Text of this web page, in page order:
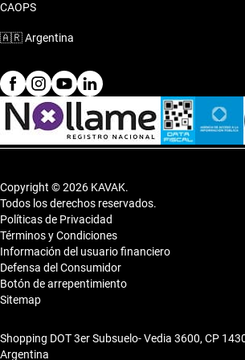
vida activa. Es la opción ideal para
sobre la ruta.
CAOPS
🇦🇷Argentina
Copyright © 2026 KAVAK.
Todos los derechos reservados.
Políticas de Privacidad
Términos y Condiciones
Información del usuario financiero
Defensa del Consumidor
Botón de arrepentimiento
Sitemap
Shopping DOT 3er Subsuelo- Vedia 3600, CP
Argentina